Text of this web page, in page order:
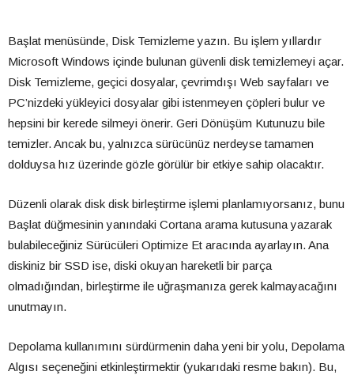
Başlat menüsünde, Disk Temizleme yazın. Bu işlem yıllardır
Microsoft Windows içinde bulunan güvenli disk temizlemeyi açar.
Disk Temizleme, geçici dosyalar, çevrimdışı Web sayfaları ve
PC’nizdeki yükleyici dosyalar gibi istenmeyen çöpleri bulur ve
hepsini bir kerede silmeyi önerir. Geri Dönüşüm Kutunuzu bile
temizler. Ancak bu, yalnızca sürücünüz nerdeyse tamamen
dolduysa hız üzerinde gözle görülür bir etkiye sahip olacaktır.
Düzenli olarak disk disk birleştirme işlemi planlamıyorsanız, bunu
Başlat düğmesinin yanındaki Cortana arama kutusuna yazarak
bulabileceğiniz Sürücüleri Optimize Et aracında ayarlayın. Ana
diskiniz bir SSD ise, diski okuyan hareketli bir parça
olmadığından, birleştirme ile uğraşmanıza gerek kalmayacağını
unutmayın.
Depolama kullanımını sürdürmenin daha yeni bir yolu, Depolama
Algısı seçeneğini etkinleştirmektir (yukarıdaki resme bakın). Bu,